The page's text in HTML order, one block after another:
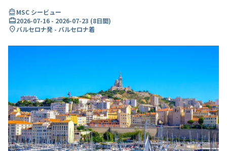
directions_boatMSC シービュー
card_travel2026-07-16 - 2026-07-23 (8日間)
location_onバルセロナ発 - バルセロナ着